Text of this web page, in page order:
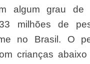
algum grau de
milhões de
no Brasil. O
crianças